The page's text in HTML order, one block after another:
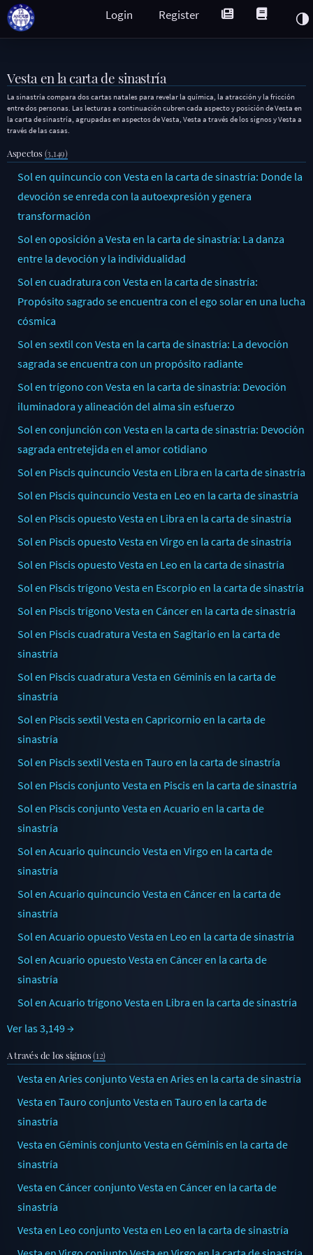
Register
Login
Vesta en la carta de sinastría
La sinastría compara dos cartas natales para revelar la química, la atracción y la fricción
entre dos personas. Las lecturas a continuación cubren cada aspecto y posición de Vesta en
la carta de sinastría, agrupadas en aspectos de Vesta, Vesta a través de los signos y Vesta a
través de las casas.
Aspectos(3,149)
Sol en quincuncio con Vesta en la carta de sinastría: Donde la
devoción se enreda con la autoexpresión y genera
transformación
Sol en oposición a Vesta en la carta de sinastría: La danza
entre la devoción y la individualidad
Sol en cuadratura con Vesta en la carta de sinastría:
Propósito sagrado se encuentra con el ego solar en una lucha
cósmica
Sol en sextil con Vesta en la carta de sinastría: La devoción
sagrada se encuentra con un propósito radiante
Sol en trígono con Vesta en la carta de sinastría: Devoción
iluminadora y alineación del alma sin esfuerzo
Sol en conjunción con Vesta en la carta de sinastría: Devoción
sagrada entretejida en el amor cotidiano
Sol en Piscis quincuncio Vesta en Libra en la carta de sinastría
Sol en Piscis quincuncio Vesta en Leo en la carta de sinastría
Sol en Piscis opuesto Vesta en Libra en la carta de sinastría
Sol en Piscis opuesto Vesta en Virgo en la carta de sinastría
Sol en Piscis opuesto Vesta en Leo en la carta de sinastría
Sol en Piscis trígono Vesta en Escorpio en la carta de sinastría
Sol en Piscis trígono Vesta en Cáncer en la carta de sinastría
Sol en Piscis cuadratura Vesta en Sagitario en la carta de
sinastría
Sol en Piscis cuadratura Vesta en Géminis en la carta de
sinastría
Sol en Piscis sextil Vesta en Capricornio en la carta de
sinastría
Sol en Piscis sextil Vesta en Tauro en la carta de sinastría
Sol en Piscis conjunto Vesta en Piscis en la carta de sinastría
Sol en Piscis conjunto Vesta en Acuario en la carta de
sinastría
Sol en Acuario quincuncio Vesta en Virgo en la carta de
sinastría
Sol en Acuario quincuncio Vesta en Cáncer en la carta de
sinastría
Sol en Acuario opuesto Vesta en Leo en la carta de sinastría
Sol en Acuario opuesto Vesta en Cáncer en la carta de
sinastría
Sol en Acuario trígono Vesta en Libra en la carta de sinastría
Ver las 3,149 →
A través de los signos(12)
Vesta en Aries conjunto Vesta en Aries en la carta de sinastría
Vesta en Tauro conjunto Vesta en Tauro en la carta de
sinastría
Vesta en Géminis conjunto Vesta en Géminis en la carta de
sinastría
Vesta en Cáncer conjunto Vesta en Cáncer en la carta de
sinastría
Vesta en Leo conjunto Vesta en Leo en la carta de sinastría